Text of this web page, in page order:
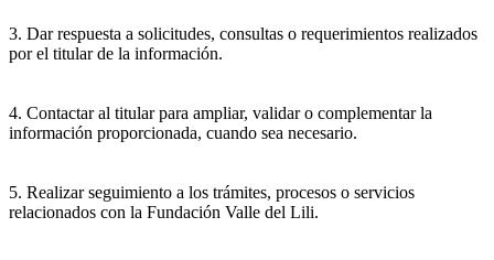
3. Dar respuesta a solicitudes, consultas o requerimientos realizados
por el titular de la información.
4. Contactar al titular para ampliar, validar o complementar la
información proporcionada, cuando sea necesario.
5. Realizar seguimiento a los trámites, procesos o servicios
relacionados con la Fundación Valle del Lili.